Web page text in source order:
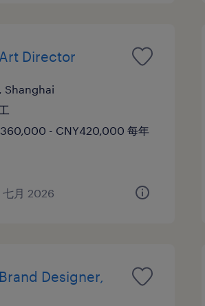
Director
, Shanghai
- CNY420,000 每年
七月 2026
Designer,